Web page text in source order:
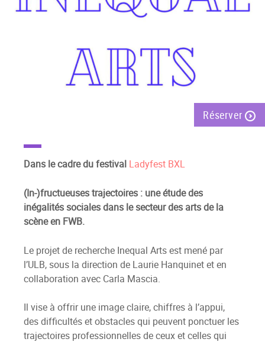
Réserver
Dans le cadre du festival Ladyfest BXL
(In-)fructueuses trajectoires : une étude des
inégalités sociales dans le secteur des arts de la
scène en FWB.
Le projet de recherche Inequal Arts est mené par
l’ULB, sous la direction de Laurie Hanquinet et en
collaboration avec Carla Mascia.
Il vise à offrir une image claire, chiffres à l’appui,
des difficultés et obstacles qui peuvent ponctuer les
trajectoires professionnelles de ceux et celles qui